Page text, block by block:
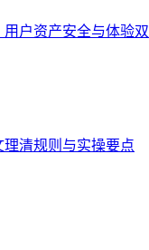
户资产安全与体验
清规则与实操要点